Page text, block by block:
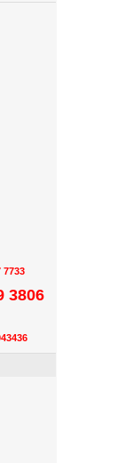
7733
3806